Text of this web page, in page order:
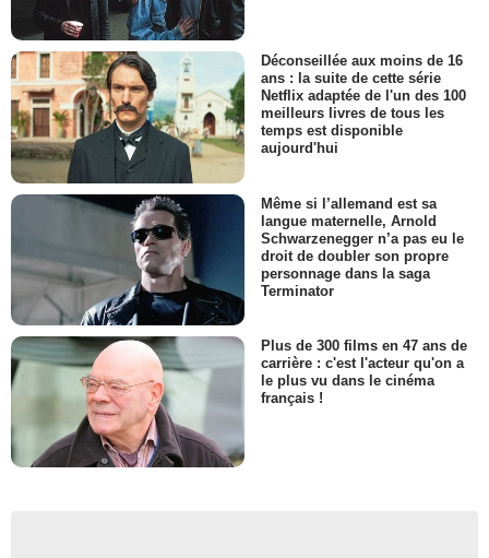
Déconseillée aux moins de 16
ans : la suite de cette série
Netflix adaptée de l'un des 100
meilleurs livres de tous les
temps est disponible
aujourd'hui
Même si l’allemand est sa
langue maternelle, Arnold
Schwarzenegger n’a pas eu le
droit de doubler son propre
personnage dans la saga
Terminator
Plus de 300 films en 47 ans de
carrière : c'est l'acteur qu'on a
le plus vu dans le cinéma
français !